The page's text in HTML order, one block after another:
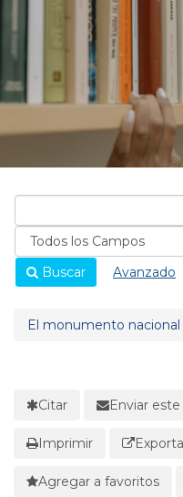
Buscar Avanzado
El monumento nacional
Citar Enviar
Imprimir
Agregar a favoritos